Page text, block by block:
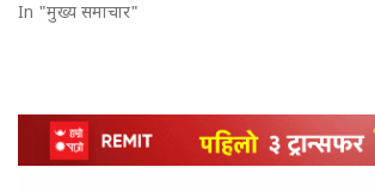
In "मुख्य समाचार"